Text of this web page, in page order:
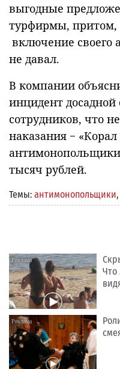
выгодные
турфирмы, притом,
включение своего
не давал.
В компании
инцидент
сотрудников, что
наказания −
тысяч рублей.
Темы: антимонопольщики,
Что